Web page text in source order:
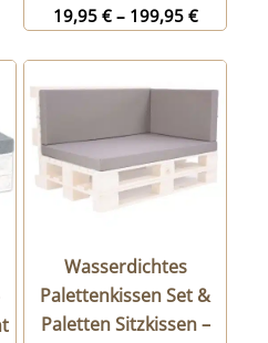
19,95 €– 199,95 €
Wasserdichtes
Palettenkissen Set &
Paletten Sitzkissen –